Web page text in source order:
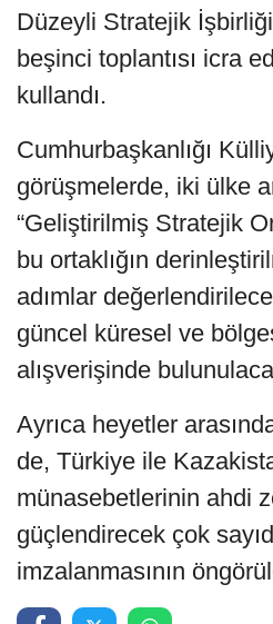
Düzeyli Stratejik
beşinci toplantısı icra
kullandı.
Cumhurbaşkanlığı
görüşmelerde, iki ülke
“Geliştirilmiş Stratejik
bu ortaklığın
adımlar
güncel küresel ve
alışverişinde
Ayrıca heyetler
de, Türkiye ile
münasebetlerinin ahdi
güçlendirecek çok
imzalanmasının